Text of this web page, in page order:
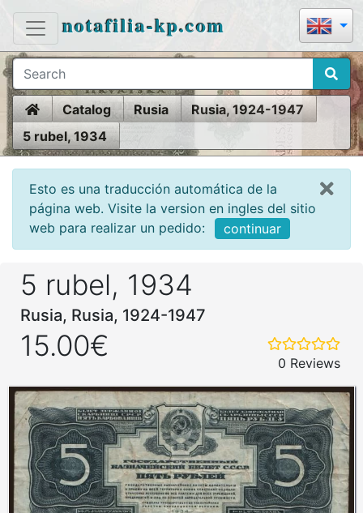
notafilia-kp.com
HomeCatalog Rusia
Rusia, 1924-1947
5 rubel, 1934
Esto es una traducción automática de la
página web. Visite la version en ingles del sitio
web para realizar un pedido:
continuar
5 rubel, 1934
Rusia, Rusia, 1924-1947
15.00€
0 Reviews